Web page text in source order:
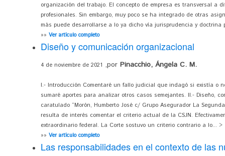
organización del trabajo. El concepto de empresa es transversal a
profesionales. Sin embargo, muy poco se ha integrado de otras
más puede desarrollarse a lo ya dicho vía jurisprudencia y
»» Ver artículo completo
Diseño y comunicación organizacional
4 de noviembre de 2021 ,por Pinacchio, Ángela C. M.
I.- Introducción Comentaré un fallo judicial que indagó si existía o
sumaré aportes para analizar otros casos semejantes. II.- Diseño,
caratulado “Morón, Humberto José c/ Grupo Asegurador La
resulta de interés comentar el criterio actual de la CSJN.
extraordinario federal. La Corte sostuvo un criterio contrario a lo... >
»» Ver artículo completo
Las responsabilidades en el contexto de las